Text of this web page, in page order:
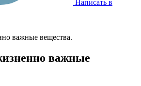
Написать в
важные